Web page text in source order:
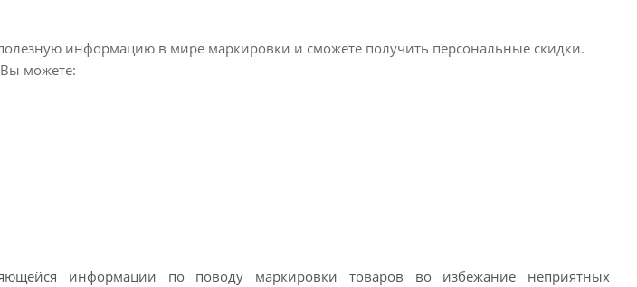
информацию в мире маркировки и сможете получить персональные скидки.
можете:
информации по поводу маркировки товаров во избежание неприятных